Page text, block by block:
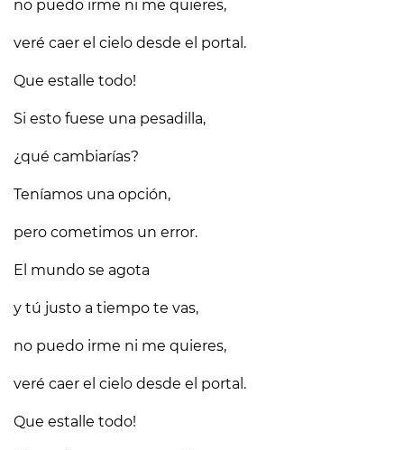
no puedo irme ni me quieres,
veré caer el cielo desde el portal.
Que estalle todo!
Si esto fuese una pesadilla,
¿qué cambiarías?
Teníamos una opción,
pero cometimos un error.
El mundo se agota
y tú justo a tiempo te vas,
no puedo irme ni me quieres,
veré caer el cielo desde el portal.
Que estalle todo!